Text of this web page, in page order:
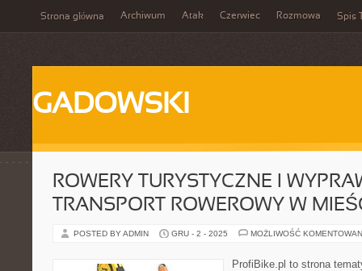
Strona główna Archiwum Atak Czerwiec Rozmowa Spis
GADOWSKI
ROWERY TURYSTYCZNE I
TRANSPORT ROWEROWY W
POSTED BY ADMIN GRU - 2 - 2025 MOŻLIWOŚĆ
ProfiBike.pl to strona